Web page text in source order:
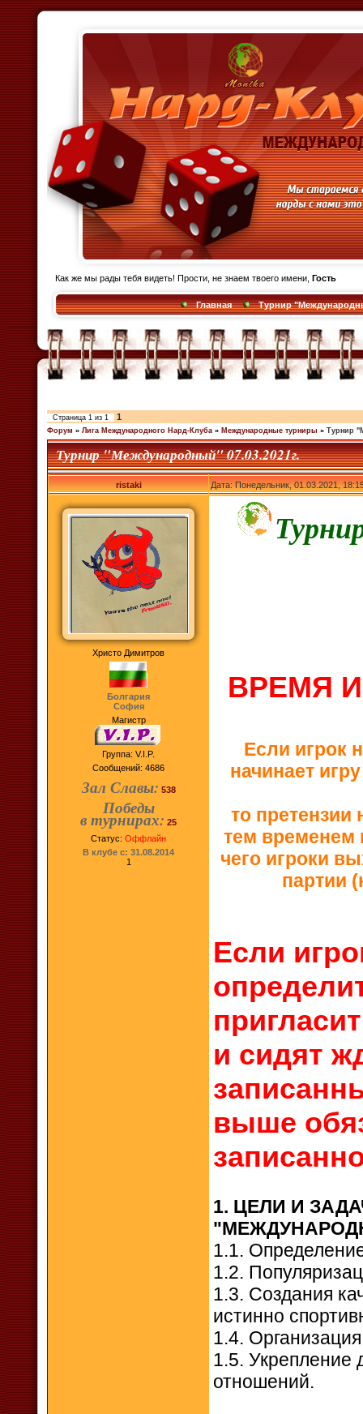
Как же мы рады тебя видеть! Прости, не знаем твоего имени, Гость
Главная Турнир
Страница 1 из 1 1
Форум » Лига Международного Нард-Клуба » Международные турниры » Турнир
Турнир "Международный" 07.03.2021г.
ristaki Дата: Понедельник, 01.03.2021,
Христо Димитров
Болгария
София
Магистр
Группа: V.I.P.
Сообщений: 4686
Зал Славы: 538
Победы
в турнирах: 25
Статус: Оффлайн
В клубе с: 31.08.2014
1
ВРЕМЯ
Если игрок
начинает
то претензии
тем временем
чего игроки
партии
Если
и сидят
выше
1. ЦЕЛИ И
1.1.
1.2.
1.3. Создания
истинно
1.4.
1.5. Укрепление
отношений.